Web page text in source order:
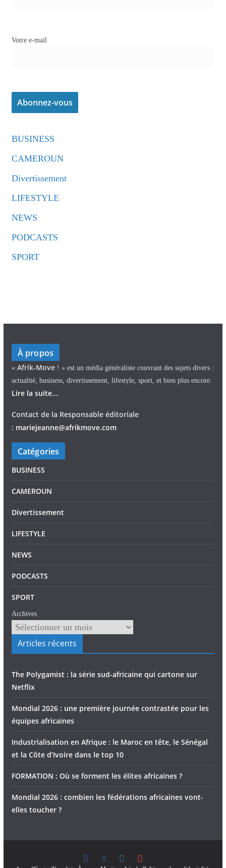
Votre e-mail
BUSINESS
CAMEROUN
Divertissement
LIFESTYLE
NEWS
PODCASTS
SPORT
À propos
« Afrik-Move ! » est un média généraliste couvrant des sujets divers :
actualité, business, divertissement, lifestyle, sport, et bien plus encore.
Lire la suite...
Contact de la Responsable éditoriale
: mariejeanne@afrikmove.com
Catégories
BUSINESS
CAMEROUN
Divertissement
LIFESTYLE
NEWS
PODCASTS
SPORT
Archives
Articles récents
The Polygamist : la série sud-africaine qui cartone sur
Netflix
Mondial 2026 : une première journée contrastée pour les
équipes africaines
Industrialisation en Afrique : le Maroc en tête, le Sénégal
et la Côte d’Ivoire dans le top 10
FORMATION : Où se forment les élites africaines ?
Mondial 2026 : combien les fédérations africaines vont-
elles toucher ?